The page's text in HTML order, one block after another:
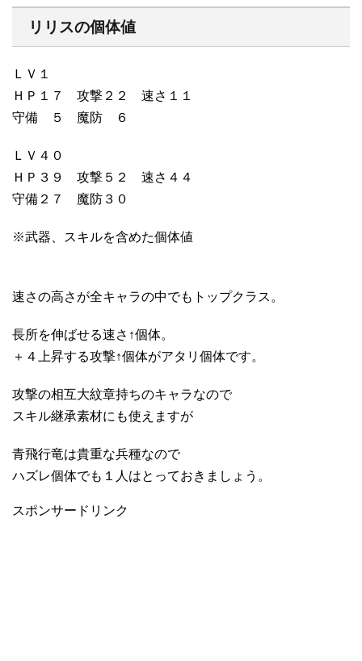
リリスの個体値
ＬＶ１
ＨＰ１７ 攻撃２２ 速さ１１
守備 ５ 魔防 ６
ＬＶ４０
ＨＰ３９ 攻撃５２ 速さ４４
守備２７ 魔防３０
※武器、スキルを含めた個体値
速さの高さが全キャラの中でもトップクラス。
長所を伸ばせる速さ↑個体。
＋４上昇する攻撃↑個体がアタリ個体です。
攻撃の相互大紋章持ちのキャラなので
スキル継承素材にも使えますが
青飛行竜は貴重な兵種なので
ハズレ個体でも１人はとっておきましょう。
スポンサードリンク